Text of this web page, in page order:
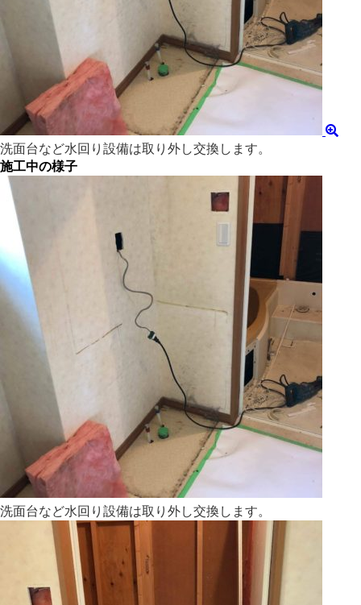
洗面台など水回り設備は取り外し交換します。
施工中の様子
洗面台など水回り設備は取り外し交換します。